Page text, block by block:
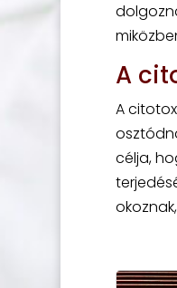
A
A
célja,